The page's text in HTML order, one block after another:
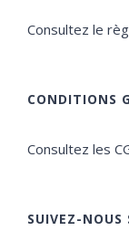
Consultez le
CONDITIONS
Consultez les
SUIVEZ-NOUS